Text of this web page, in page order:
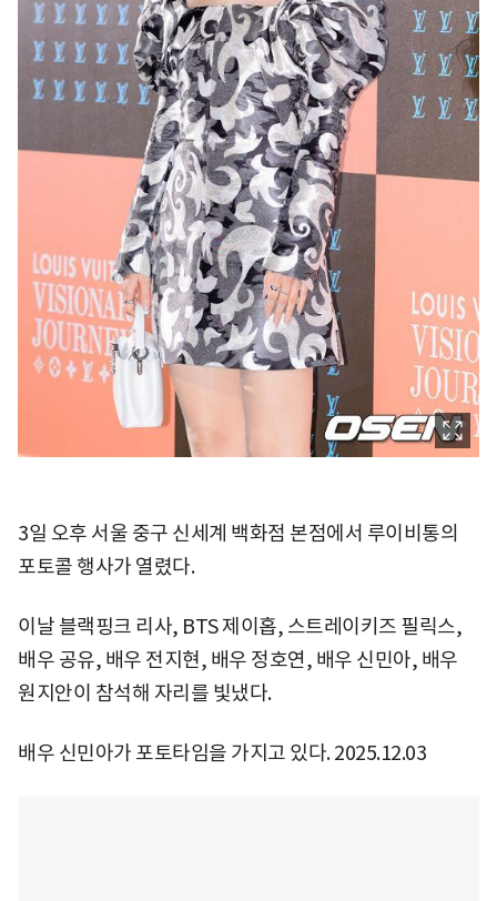
3일 오후 서울 중구 신세계 백화점 본점에서 루이비통의
포토콜 행사가 열렸다.
이날 블랙핑크 리사, BTS 제이홉, 스트레이키즈 필릭스,
배우 공유, 배우 전지현, 배우 정호연, 배우 신민아, 배우
원지안이 참석해 자리를 빛냈다.
배우 신민아가 포토타임을 가지고 있다. 2025.12.03